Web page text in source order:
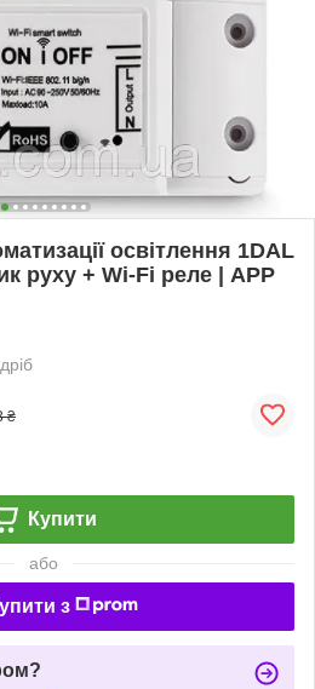
освітлення 1DAL
руху + Wi-Fi реле | APP
₴
Купити
або
з